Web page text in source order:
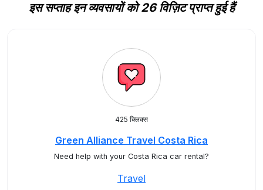
इस सप्ताह इन व्यवसायों को 26 विज़िट प्राप्त हुई हैं
425 क्लिक्स
Green Alliance Travel Costa Rica
Need help with your Costa Rica car rental?
Travel